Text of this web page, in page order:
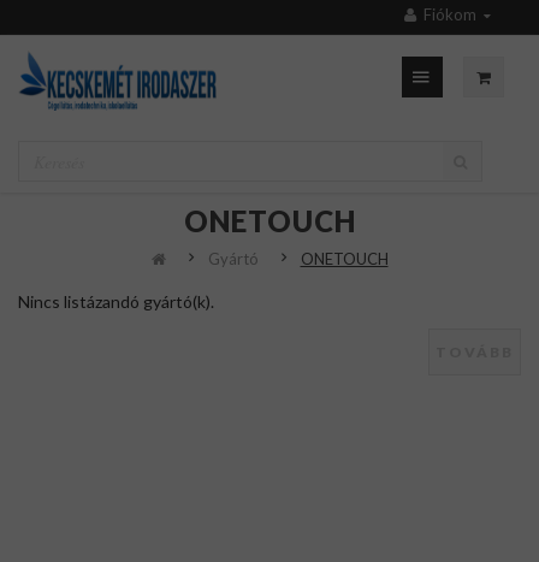
Fiókom
ONETOUCH
Gyártó ONETOUCH
Nincs listázandó gyártó(k).